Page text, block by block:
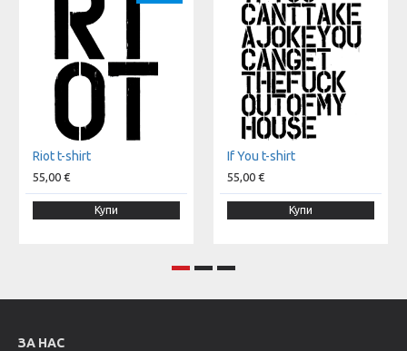
Riot t-shirt
55,00 €
Купи
If You t-shirt
55,00 €
Купи
ЗА НАС